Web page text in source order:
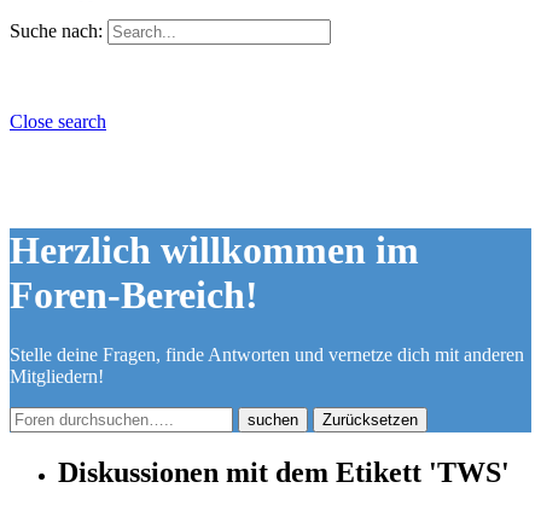
Suche nach:
Close search
Herzlich willkommen im
Foren-Bereich!
Stelle deine Fragen, finde Antworten und vernetze dich mit anderen
Mitgliedern!
Zurücksetzen
Diskussionen mit dem Etikett 'TWS'